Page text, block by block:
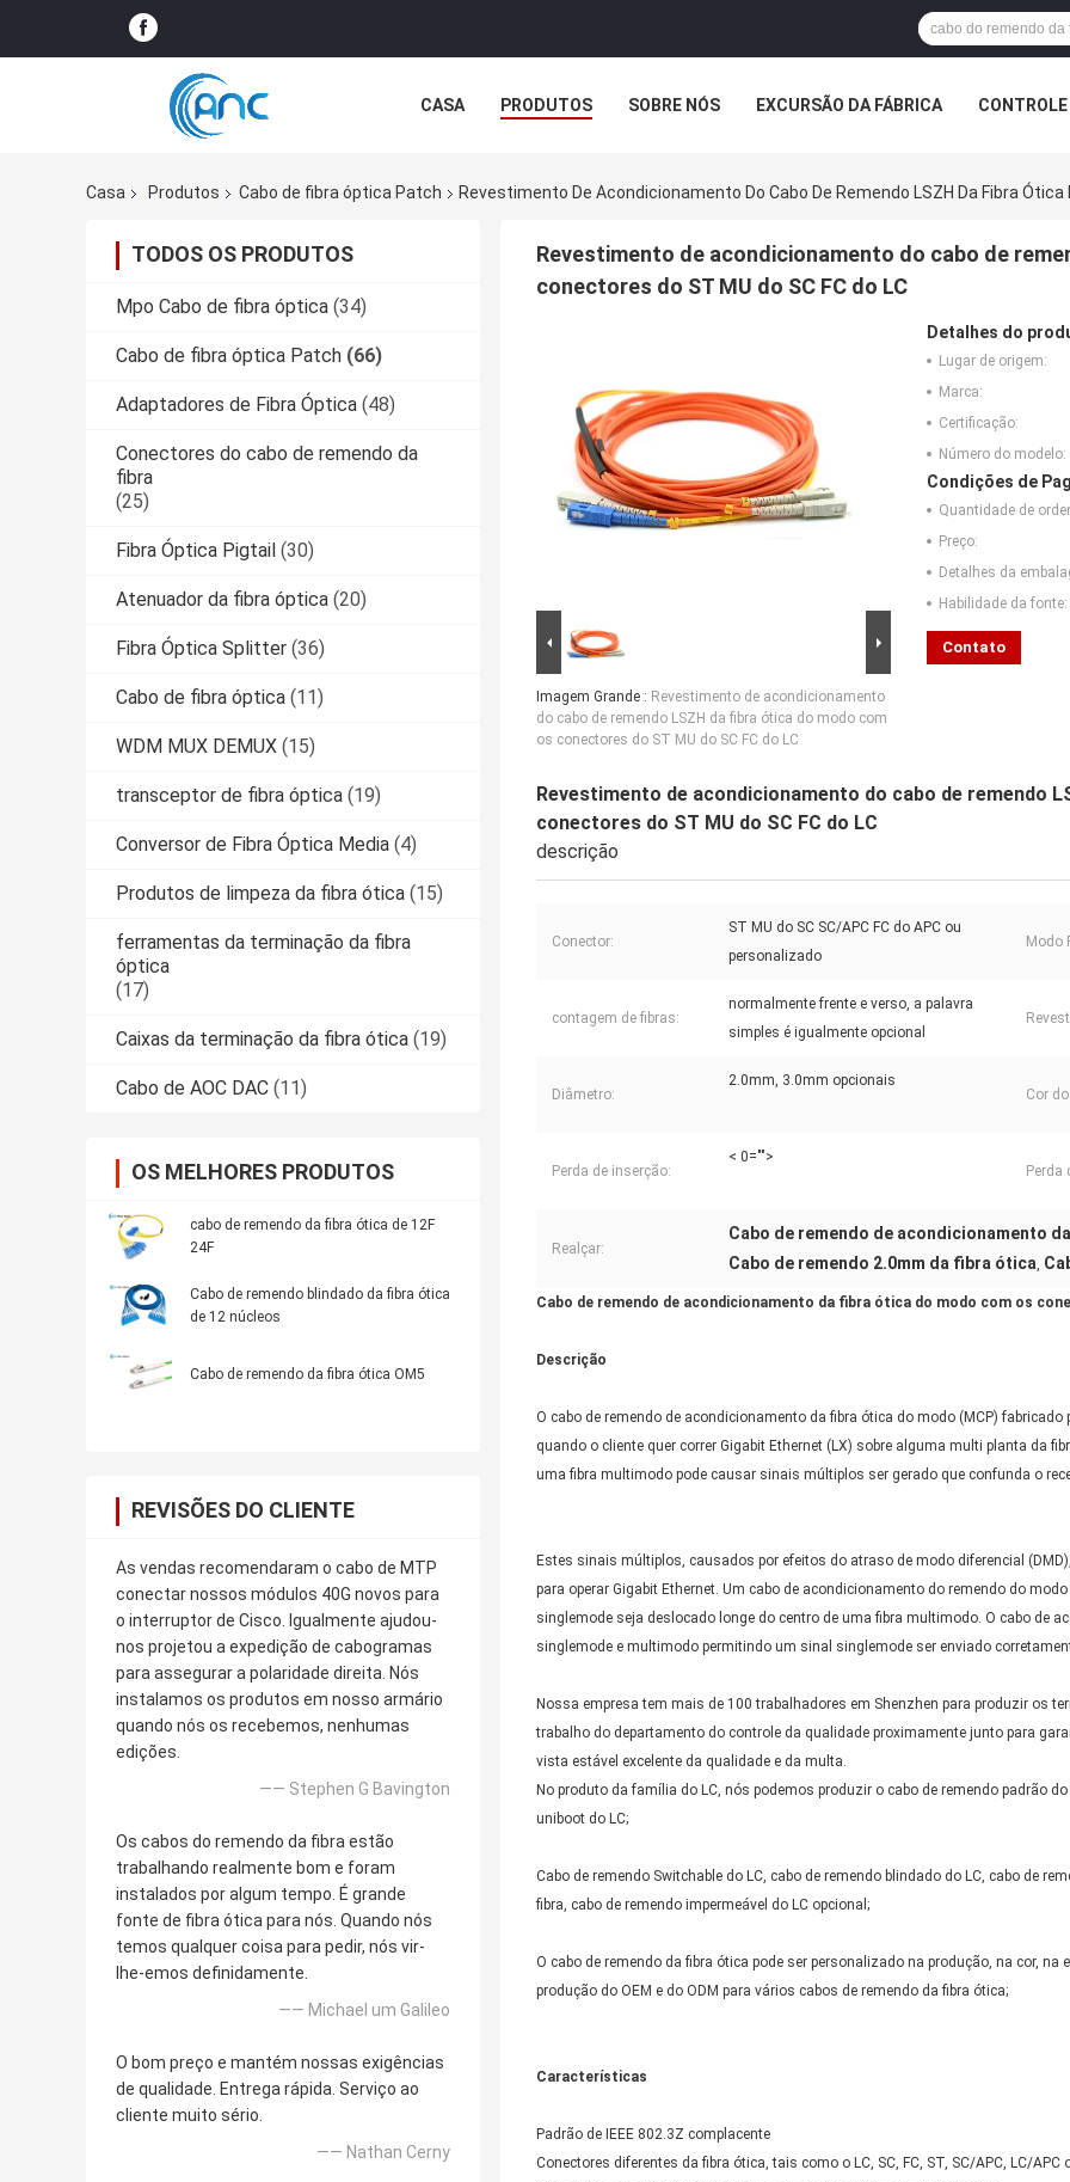
CASA PRODUTOS SOBRE NÓS EXCURSÃO DA FÁBRICA
Casa
Produtos Cabo de fibra óptica Patch Revestimento De Acondicionamento Do Cabo De Remendo LSZH Da Fibra Ótica
TODOS OS PRODUTOS
Mpo Cabo de fibra óptica (34)
Cabo de fibra óptica Patch (66)
Adaptadores de Fibra Óptica (48)
Conectores do cabo de remendo da
fibra
(25)
Fibra Óptica Pigtail (30)
Atenuador da fibra óptica (20)
Fibra Óptica Splitter (36)
Cabo de fibra óptica (11)
WDM MUX DEMUX (15)
transceptor de fibra óptica (19)
Conversor de Fibra Óptica Media (4)
Produtos de limpeza da fibra ótica (15)
ferramentas da terminação da fibra
óptica
(17)
Caixas da terminação da fibra ótica (19)
Cabo de AOC DAC (11)
OS MELHORES PRODUTOS
cabo de remendo da fibra ótica de 12F
24F
Cabo de remendo blindado da fibra ótica
de 12 núcleos
Cabo de remendo da fibra ótica OM5
REVISÕES DO CLIENTE
As vendas recomendaram o cabo de MTP
conectar nossos módulos 40G novos para
o interruptor de Cisco. Igualmente ajudou-
nos projetou a expedição de cabogramas
para assegurar a polaridade direita. Nós
instalamos os produtos em nosso armário
quando nós os recebemos, nenhumas
edições.
—— Stephen G Bavington
Os cabos do remendo da fibra estão
trabalhando realmente bom e foram
instalados por algum tempo. É grande
fonte de fibra ótica para nós. Quando nós
temos qualquer coisa para pedir, nós vir-
lhe-emos definidamente.
—— Michael um Galileo
O bom preço e mantém nossas exigências
de qualidade. Entrega rápida. Serviço ao
cliente muito sério.
—— Nathan Cerny
Revestimento de acondicionamento do cabo de
conectores do ST MU do SC FC do LC
Imagem Grande : Revestimento de acondicionamento
do cabo de remendo LSZH da fibra ótica do modo com
os conectores do ST MU do SC FC do LC
Detalhes do
Lugar de origem:
Marca:
Certificação:
Número do modelo:
Condições de
Quantidade de
Preço:
Detalhes da
Habilidade da fonte:
Contato
Revestimento de acondicionamento do cabo de remendo
conectores do ST MU do SC FC do LC
descrição
Conector:
ST MU do SC SC/APC FC do APC ou
personalizado
Modo
contagem de fibras:
normalmente frente e verso, a palavra
simples é igualmente opcional
Diâmetro:
2.0mm, 3.0mm opcionais
Cor
Perda de inserção:
< 0="">
Perda
Realçar:
Cabo de remendo de acondicionamento
Cabo de remendo 2.0mm da fibra ótica,
Cabo de remendo de acondicionamento da fibra ótica do modo com os
Descrição
O cabo de remendo de acondicionamento da fibra ótica do modo (MCP)
quando o cliente quer correr Gigabit Ethernet (LX) sobre alguma multi planta da
uma fibra multimodo pode causar sinais múltiplos ser gerado que confunda o
Estes sinais múltiplos, causados por efeitos do atraso de modo diferencial
para operar Gigabit Ethernet. Um cabo de acondicionamento do remendo do
singlemode seja deslocado longe do centro de uma fibra multimodo. O cabo de
singlemode e multimodo permitindo um sinal singlemode ser enviado
Nossa empresa tem mais de 100 trabalhadores em Shenzhen para produzir os
trabalho do departamento do controle da qualidade proximamente junto para
vista estável excelente da qualidade e da multa.
No produto da família do LC, nós podemos produzir o cabo de remendo padrão
uniboot do LC;
Cabo de remendo Switchable do LC, cabo de remendo blindado do LC, cabo de
fibra, cabo de remendo impermeável do LC opcional;
O cabo de remendo da fibra ótica pode ser personalizado na produção, na cor,
produção do OEM e do ODM para vários cabos de remendo da fibra ótica;
Características
Padrão de IEEE 802.3Z complacente
Conectores diferentes da fibra ótica, tais como o LC, SC, FC, ST, SC/APC, LC/APC